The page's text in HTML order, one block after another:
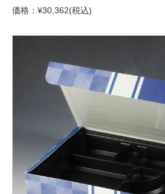
価格：¥30,362(税込)